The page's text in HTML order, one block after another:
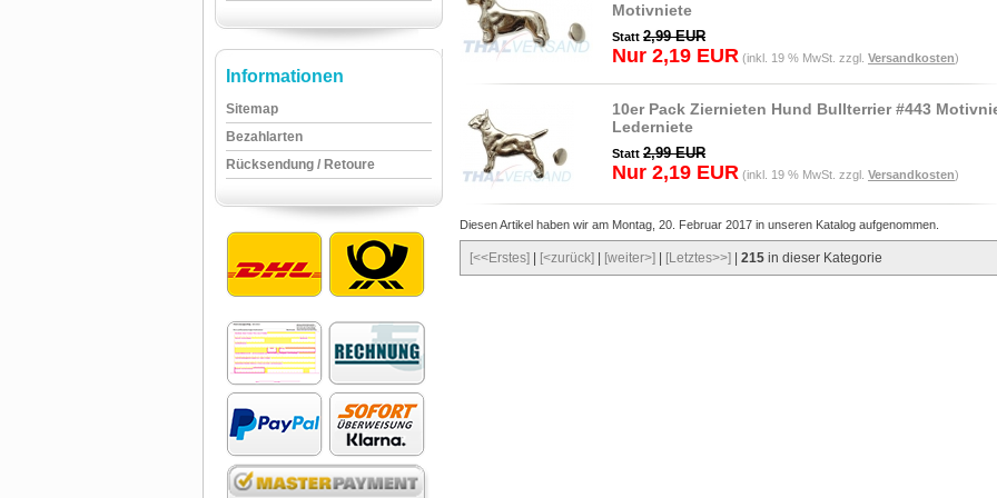
Informationen
Sitemap
Bezahlarten
Rücksendung / Retoure
Motivniete
Statt 2,99 EUR
Nur 2,19 EUR (inkl. 19 % MwSt. zzgl. Versandkosten)
10er Pack Ziernieten Hund Bullterrier #443
Lederniete
Statt 2,99 EUR
Nur 2,19 EUR (inkl. 19 % MwSt. zzgl. Versandkosten)
Diesen Artikel haben wir am Montag, 20. Februar 2017 in unseren Katalog aufgenommen.
[<<Erstes] [<zurück] [weiter>] [Letztes>>] 215 in dieser Kategorie